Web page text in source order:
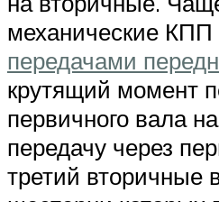
механические
передачами
крутящий момент
первичного вала
передачу через
третий вторичные